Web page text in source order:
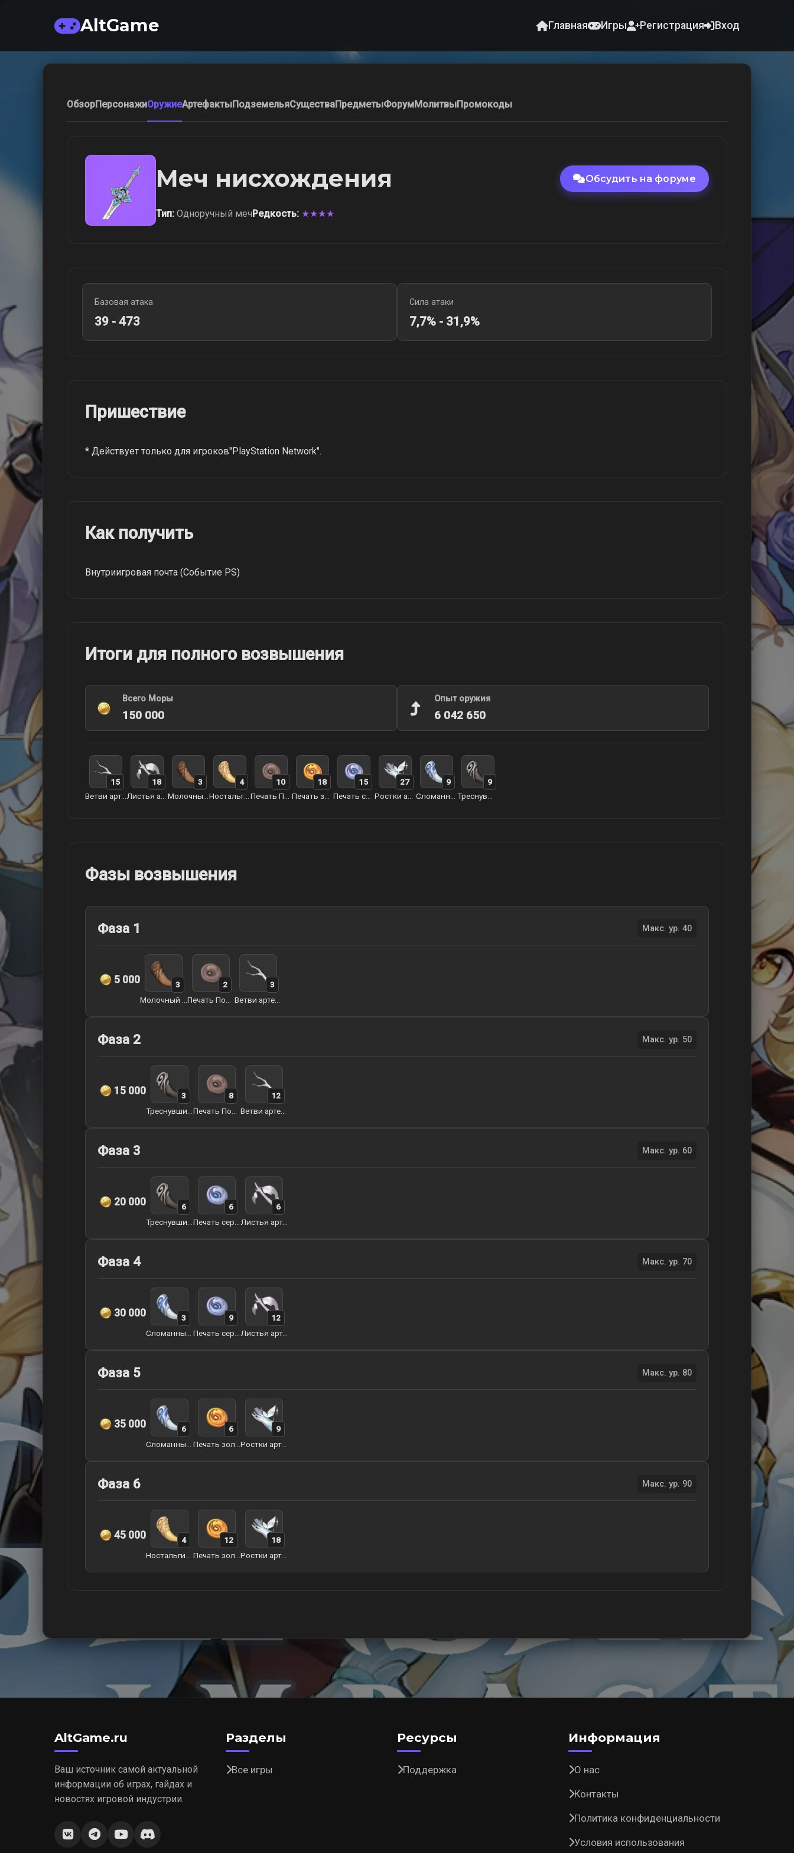
AltGame Главная Игры Регистрация Вход
ОбзорПерсонажиОружиеАртефактыПодземельяСуществаПредметыФорумМолитвыПромокоды
Меч нисхождения Обсудить на форуме
Тип: Одноручный мечРедкость: ★★★★
Базовая атака
39 - 473
Сила атаки
7,7% - 31,9%
Пришествие
* Действует только для игроков"PlayStation Network".
Как получить
Внутриигровая почта (Событие PS)
Итоги для полного возвышения
Всего Моры
150 000
Опыт оружия
6 042 650
Ветви артерий земли
15
18
3
Ностальгия арктического волка
4
10
18
15
27
9
9
Фазы возвышения
Фаза 1 Макс. ур. 40
5 000
3
2
3
Фаза 2 Макс. ур. 50
15 000
3
8
12
Фаза 3 Макс. ур. 60
20 000
6
6
Листья артерий земли
6
Фаза 4 Макс. ур. 70
30 000
3
9
Листья артерий земли
12
Фаза 5 Макс. ур. 80
35 000
6
6
Ростки артерий земли
9
Фаза 6 Макс. ур. 90
45 000
4
12
Ростки артерий земли
18
AltGame.ru
Ваш источник самой актуальной
информации об играх, гайдах и
новостях игровой индустрии.
Разделы
Все игры
Ресурсы
Поддержка
Информация
О нас
Контакты
Политика конфиденциальности
Условия использования